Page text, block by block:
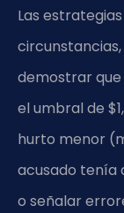
Las
demostrar
el umbral de
hurto menor
acusado tenía
o señalar